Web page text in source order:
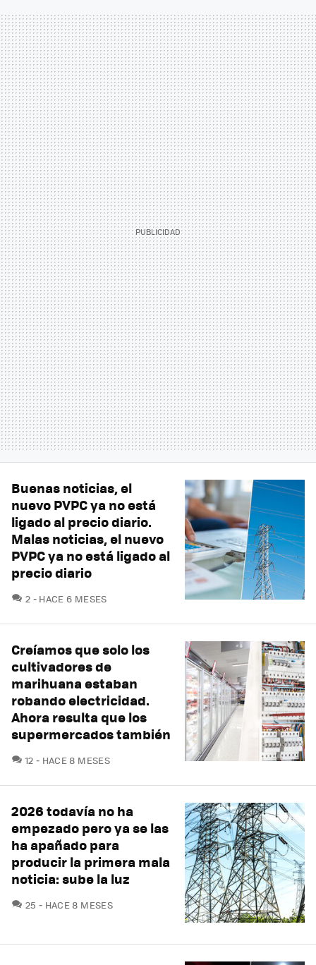
Buenas noticias, el
nuevo PVPC ya no está
ligado al precio diario.
Malas noticias, el nuevo
PVPC ya no está ligado al
precio diario
2 COMENTARIOS
HACE 6 MESES
Creíamos que solo los
cultivadores de
marihuana estaban
robando electricidad.
Ahora resulta que los
supermercados también
12 COMENTARIOS
HACE 8 MESES
2026 todavía no ha
empezado pero ya se las
ha apañado para
producir la primera mala
noticia: sube la luz
25 COMENTARIOS
HACE 8 MESES